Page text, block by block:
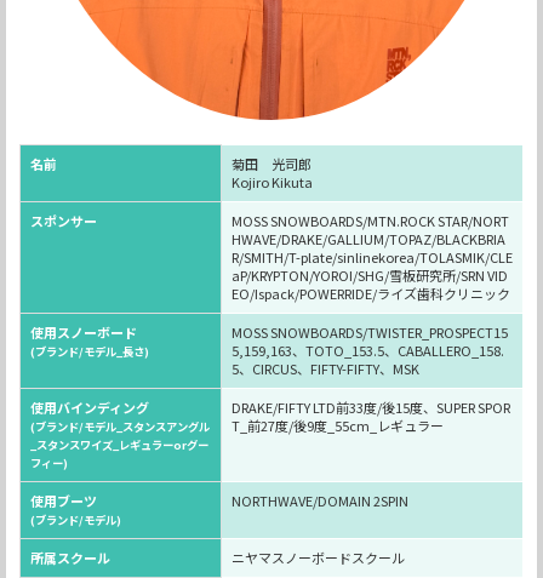
名前
菊田 光司郎
Kojiro Kikuta
スポンサー
MOSS SNOWBOARDS/MTN.ROCK STAR/NORT
HWAVE/DRAKE/GALLIUM/TOPAZ/BLACKBRIA
R/SMITH/T-plate/sinlinekorea/TOLASMIK/CLE
aP/KRYPTON/YOROI/SHG/雪板研究所/SRN VID
EO/Ispack/POWERRIDE/ライズ歯科クリニック
使用スノーボード
(ブランド/モデル_長さ)
MOSS SNOWBOARDS/TWISTER_PROSPECT15
5,159,163、TOTO_153.5、CABALLERO_158.
5、CIRCUS、FIFTY-FIFTY、MSK
使用バインディング
(ブランド/モデル_スタンスアングル
_スタンスワイズ_レギュラーorグー
フィー)
DRAKE/FIFTY LTD前33度/後15度、SUPER SPOR
T_前27度/後9度_55cm_レギュラー
使用ブーツ
(ブランド/モデル)
NORTHWAVE/DOMAIN 2SPIN
所属スクール
ニヤマスノーボードスクール